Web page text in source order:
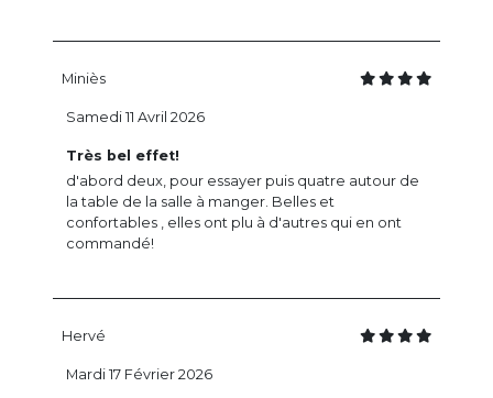
Miniès
Très bel effet!
d'abord deux, pour essayer puis quatre autour de
la table de la salle à manger. Belles et
confortables , elles ont plu à d'autres qui en ont
commandé!
Samedi 11 Avril 2026
Hervé
Mardi 17 Février 2026